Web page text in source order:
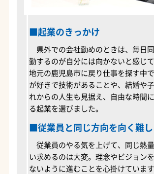
■起業のきっかけ
県外での会社勤めのときは、毎日
勤するのが自分には向かないと感じて
地元の鹿児島市に戻り仕事を探す中
が好きで技術があることや、結婚や
れからの人生も見据え、自由な時間
る起業を選びました。
■従業員と同じ方向を向く難
従業員のやる気を上げて、同じ熱
い求めるのは大変。理念やビジョン
ないように進むことを心掛けています